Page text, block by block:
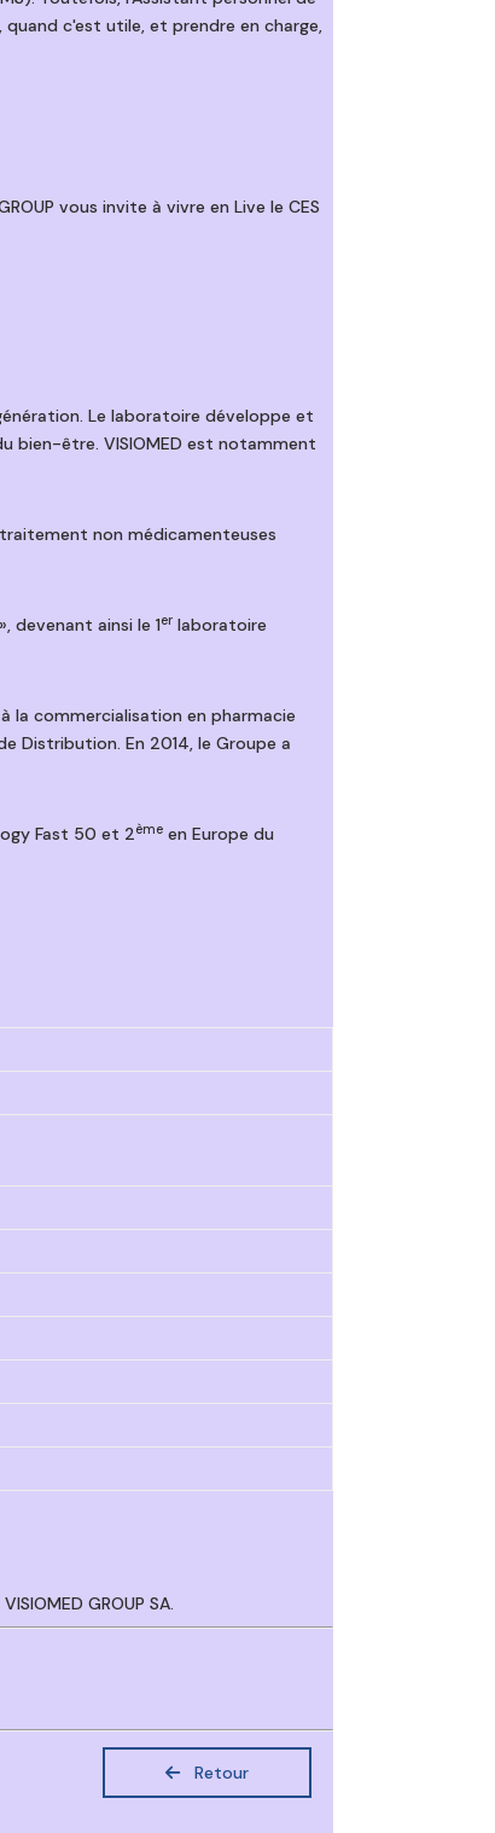
c'est utile, et prendre en charge,
vous invite à vivre en Live le CES
Le laboratoire développe et
bien-être. VISIOMED est notamment
non médicamenteuses
devenant ainsi le 1er laboratoire
la commercialisation en pharmacie
Distribution. En 2014, le Groupe a
Fast 50 et 2ème en Europe du
GROUP SA.
Retour